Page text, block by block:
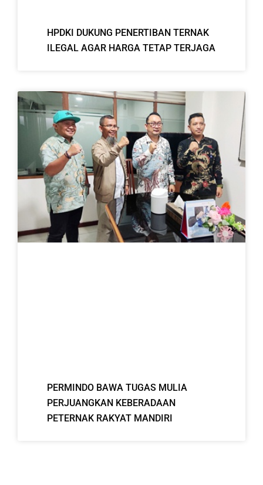
HPDKI DUKUNG PENERTIBAN TERNAK
ILEGAL AGAR HARGA TETAP TERJAGA
PERMINDO BAWA TUGAS MULIA
PERJUANGKAN KEBERADAAN
PETERNAK RAKYAT MANDIRI